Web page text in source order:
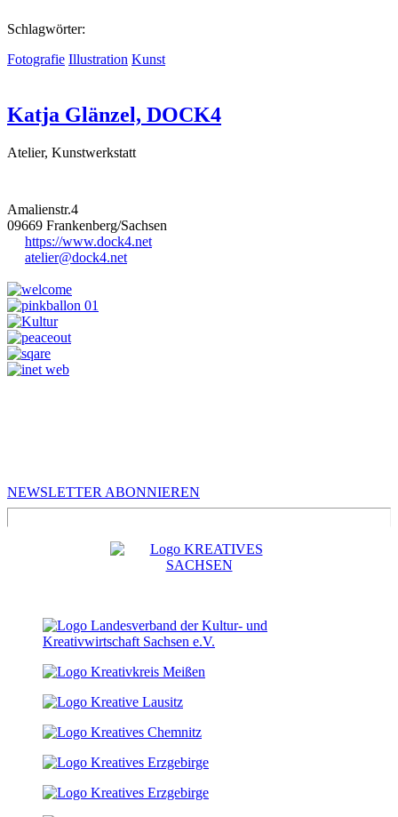
Schlagwörter:
Fotografie Illustration Kunst
Katja Glänzel, DOCK4
Atelier, Kunstwerkstatt
Amalienstr.4
09669 Frankenberg/Sachsen
https://www.dock4.net
atelier@dock4.net
NEWSLETTER ABONNIEREN